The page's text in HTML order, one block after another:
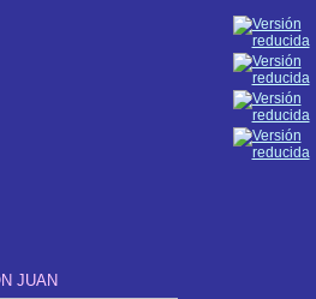
JUAN